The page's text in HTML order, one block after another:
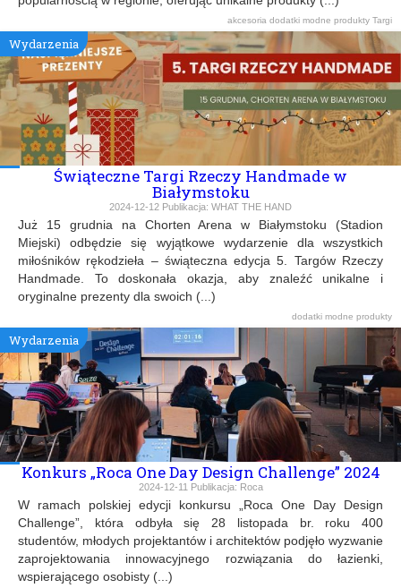
akcesoria dodatki modne produkty Targi
Wydarzenia
Świąteczne Targi Rzeczy Handmade w
Białymstoku
2024-12-12 Publikacja: WHAT THE HAND
Już 15 grudnia na Chorten Arena w Białymstoku (Stadion
Miejski) odbędzie się wyjątkowe wydarzenie dla wszystkich
miłośników rękodzieła – świąteczna edycja 5. Targów Rzeczy
Handmade. To doskonała okazja, aby znaleźć unikalne i
oryginalne prezenty dla swoich (...)
dodatki modne produkty
Wydarzenia
Konkurs „Roca One Day Design Challenge” 2024
2024-12-11 Publikacja: Roca
W ramach polskiej edycji konkursu „Roca One Day Design
Challenge”, która odbyła się 28 listopada br. roku 400
studentów, młodych projektantów i architektów podjęło wyzwanie
zaprojektowania innowacyjnego rozwiązania do łazienki,
wspierającego osobisty (...)